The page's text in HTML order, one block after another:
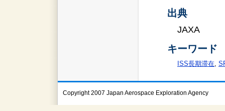
出典
JAXA
キーワード
ISS長期滞在,
Copyright 2007 Japan Aerospace Exploration Agency